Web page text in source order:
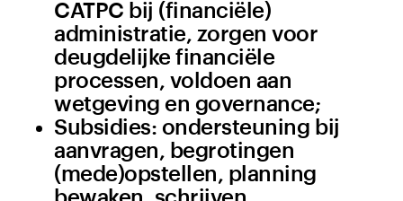
CATPC bij (financiële)
administratie, zorgen voor
deugdelijke financiële
processen, voldoen aan
wetgeving en governance;
Subsidies: ondersteuning bij
aanvragen, begrotingen
(mede)opstellen, planning